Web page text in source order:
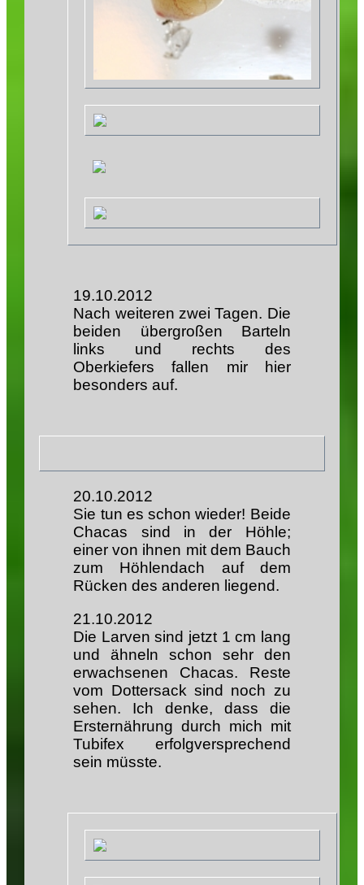
19.10.2012
Nach weiteren zwei Tagen. Die
beiden übergroßen Barteln
links und rechts des
Oberkiefers fallen mir hier
besonders auf.
20.10.2012
Sie tun es schon wieder! Beide
Chacas sind in der Höhle;
einer von ihnen mit dem Bauch
zum Höhlendach auf dem
Rücken des anderen liegend.
21.10.2012
Die Larven sind jetzt 1 cm lang
und ähneln schon sehr den
erwachsenen Chacas. Reste
vom Dottersack sind noch zu
sehen. Ich denke, dass die
Ersternährung durch mich mit
Tubifex erfolgversprechend
sein müsste.